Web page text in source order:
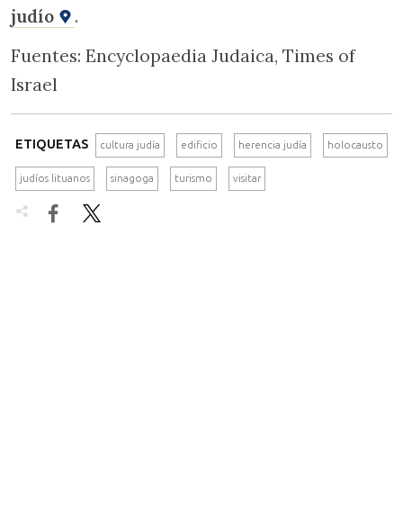
judío
.
Fuentes: Encyclopaedia Judaica, Times of
Israel
ETIQUETAS cultura judía edificio herencia judía holocausto
judíos lituanos sinagoga turismo visitar
 